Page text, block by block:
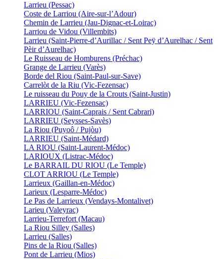
Larrieu (Pessac)
Coste de Larriou (Aire-sur-l’Adour)
Chemin de Larrieu (Jau-Dignac-et-Loirac)
Larriou de Vidou (Villembits)
Larrieu (Saint-Pierre-d’Aurillac / Sent Peÿ d’Aurelhac / Sent
Pèir d’Aurelhac)
Le Ruisseau de Homburens (Préchac)
Grange de Larrieu (Varès)
Borde del Riou (Saint-Paul-sur-Save)
Carrelòt de la Riu (Vic-Fezensac)
Le ruisseau du Pouy de la Crouts (Saint-Justin)
LARRIEU (Vic-Fezensac)
LARRIOU (Saint-Caprais / Sent Cabrari)
LARRIEU (Seysses-Savès)
La Riou (Puyoô / Pujòu)
LARRIEU (Saint-Médard)
LA RIOU (Saint-Laurent-Médoc)
LARIOUX (Listrac-Médoc)
Le BARRAIL DU RIOU (Le Temple)
CLOT ARRIOU (Le Temple)
Larrieux (Gaillan-en-Médoc)
Larieux (Lesparre-Médoc)
Le Pas de Larrieux (Vendays-Montalivet)
Larieu (Valeyrac)
Larrieu-Terrefort (Macau)
La Riou Silley (Salles)
Larrieu (Salles)
Pins de la Riou (Salles)
Pont de Larrieu (Mios)